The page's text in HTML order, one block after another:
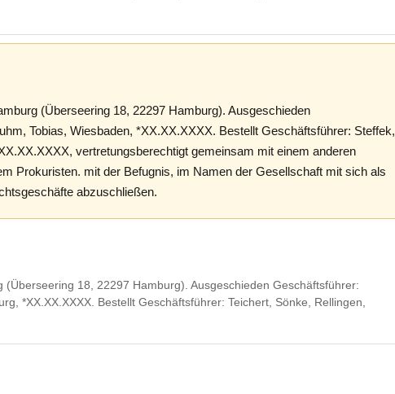
(Überseering 18, 22297 Hamburg). Ausgeschieden
Tobias, Wiesbaden, *XX.XX.XXXX. Bestellt Geschäftsführer: Steffek,
vertretungsberechtigt gemeinsam mit einem anderen
Prokuristen. mit der Befugnis, im Namen der Gesellschaft mit sich als
abzuschließen.
(Überseering 18, 22297 Hamburg). Ausgeschieden Geschäftsführer:
*XX.XX.XXXX. Bestellt Geschäftsführer: Teichert, Sönke, Rellingen,